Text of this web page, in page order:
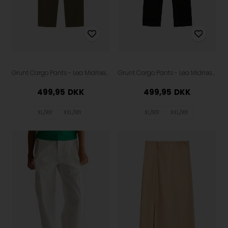
Grunt Cargo Pants - Lea Midrise - Army
499,95 DKK
XL/16Y XXL/18Y
Grunt Cargo Pants - Lea Midrise - Black
499,95 DKK
XL/16Y XXL/18Y